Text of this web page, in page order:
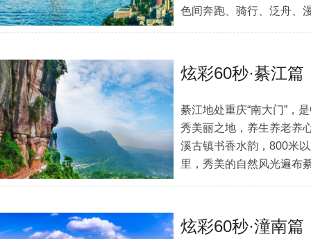
色间奔跑、骑行、泛舟、
炫彩60秒·綦江篇
綦江地处重庆“南大门”，
秀美丽之地，养生养老养
溪古镇书香水韵，800米
里，秀美的自然风光遍布
炫彩60秒·潼南篇